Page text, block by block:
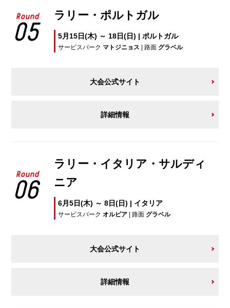
Round
05
ラリー・ポルトガル
5月15日(木) ～ 18日(日) | ポルトガル
サービスパーク マトジニョス | 路面 グラベル
大会公式サイト
詳細情報
Round
06
ラリー・イタリア・サルディ
ニア
6月5日(木) ～ 8日(日) | イタリア
サービスパーク オルビア| 路面 グラベル
大会公式サイト
詳細情報